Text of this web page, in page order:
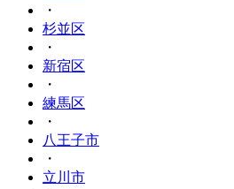
・
杉並区
・
新宿区
・
練馬区
・
八王子市
・
立川市